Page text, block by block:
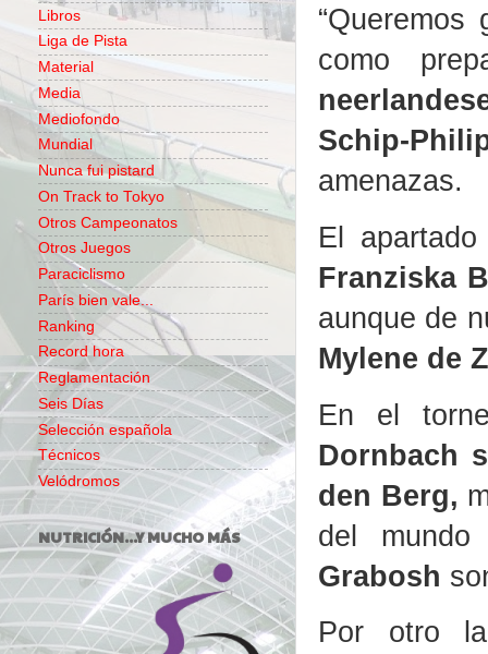
como
Schip-
amenazas.
El
Franziska
aunque de
Mylene de
En el
Dornbach
den Berg,
del
Grabosh
Por otro
Libros
Liga de Pista
Material
Media
Mediofondo
Mundial
Nunca fui pistard
On Track to Tokyo
Otros Campeonatos
Otros Juegos
Paraciclismo
París bien vale...
Ranking
Record hora
Reglamentación
Seis Días
Selección española
Técnicos
Velódromos
NUTRICIÓN...Y MUCHO MÁS